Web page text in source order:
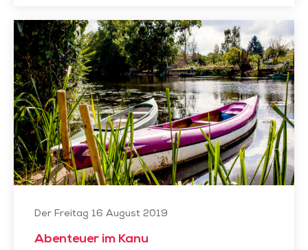
Abenteuer
im
Kanu
Der Freitag 16 August 2019
Abenteuer im Kanu